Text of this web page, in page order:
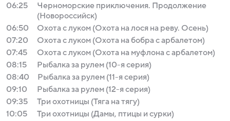
06:25
Черноморские приключения. Продолжение
(Новороссийск)
06:50
Охота с луком (Охота на лося на реву. Осень)
07:20
Охота с луком (Охота на бобра с арбалетом)
07:45
Охота с луком (Охота на муфлона с арбалетом)
08:15
Рыбалка за рулем (10-я серия)
08:40
Рыбалка за рулем (11-я серия)
09:10
Рыбалка за рулем (12-я серия)
09:35
Три охотницы (Тяга на тягу)
10:05
Три охотницы (Дамы, птицы и сурки)